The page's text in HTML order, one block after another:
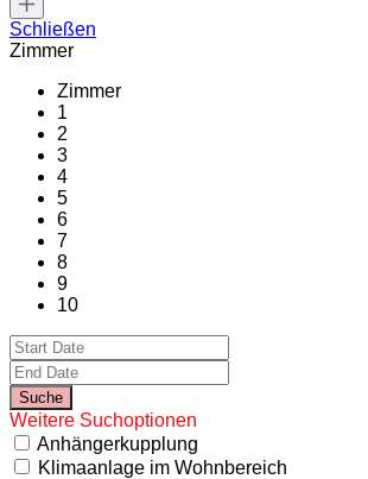
Schließen
Zimmer
Zimmer
1
2
3
4
5
6
7
8
9
10
Weitere Suchoptionen
Anhängerkupplung
Klimaanlage im Wohnbereich